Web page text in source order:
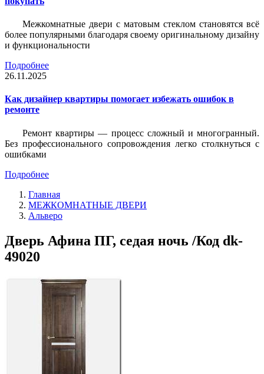
Межкомнатные двери с матовым стеклом становятся всё
более популярными благодаря своему оригинальному дизайну
и функциональности
Подробнее
26.11.2025
Как дизайнер квартиры помогает избежать ошибок в
ремонте
Ремонт квартиры — процесс сложный и многогранный.
Без профессионального сопровождения легко столкнуться с
ошибками
Подробнее
Главная
МЕЖКОМНАТНЫЕ ДВЕРИ
Альверо
Дверь Афина ПГ, седая ночь /Код dk-
49020